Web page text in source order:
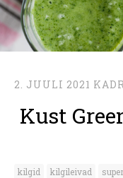
2. JUULI 2021
Kust
kilgid kilgileivad